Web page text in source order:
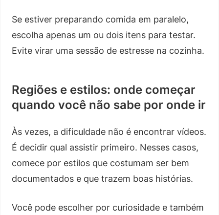
Se estiver preparando comida em paralelo,
escolha apenas um ou dois itens para testar.
Evite virar uma sessão de estresse na cozinha.
Regiões e estilos: onde começar
quando você não sabe por onde ir
Às vezes, a dificuldade não é encontrar vídeos.
É decidir qual assistir primeiro. Nesses casos,
comece por estilos que costumam ser bem
documentados e que trazem boas histórias.
Você pode escolher por curiosidade e também